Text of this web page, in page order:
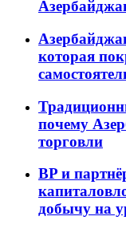
которая
почему
торговли
BP и
добычу на